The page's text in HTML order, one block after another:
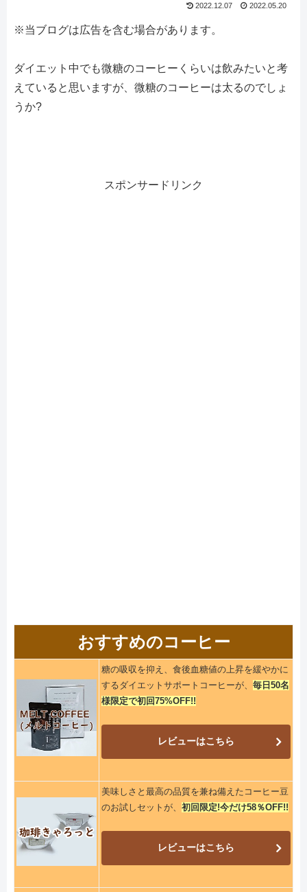
2022.12.07 2022.05.20
※当ブログは広告を含む場合があります。
ダイエット中でも微糖のコーヒーくらいは飲みたいと考
えていると思いますが、微糖のコーヒーは太るのでしょ
うか?
スポンサードリンク
おすすめのコーヒー
糖の吸収を抑え、食後血糖値の上昇を緩やかに
するダイエットサポートコーヒーが、 毎日50名
様限定で初回75%OFF!!
レビューはこちら
美味しさと最高の品質を兼ね備えたコーヒー豆
のお試しセットが、 初回限定!今だけ58％OFF!!
レビューはこちら